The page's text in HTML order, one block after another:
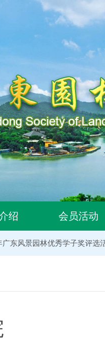
绍 会员活动
学会个人会员的通知
学技术奖申报工作延期的通知
广东风景园林优秀学子奖评选
选人的通知（2026年度）
研究项目立项名单的通知
科学技术奖的通知